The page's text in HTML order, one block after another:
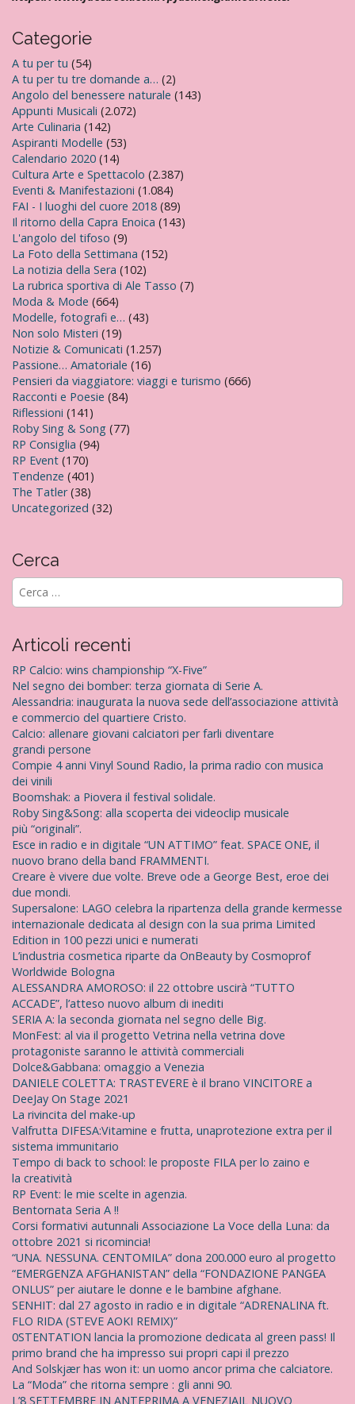
Categorie
A tu per tu (54)
A tu per tu tre domande a… (2)
Angolo del benessere naturale (143)
Appunti Musicali (2.072)
Arte Culinaria (142)
Aspiranti Modelle (53)
Calendario 2020 (14)
Cultura Arte e Spettacolo (2.387)
Eventi & Manifestazioni (1.084)
FAI - I luoghi del cuore 2018 (89)
Il ritorno della Capra Enoica (143)
L'angolo del tifoso (9)
La Foto della Settimana (152)
La notizia della Sera (102)
La rubrica sportiva di Ale Tasso (7)
Moda & Mode (664)
Modelle, fotografi e… (43)
Non solo Misteri (19)
Notizie & Comunicati (1.257)
Passione… Amatoriale (16)
Pensieri da viaggiatore: viaggi e turismo (666)
Racconti e Poesie (84)
Riflessioni (141)
Roby Sing & Song (77)
RP Consiglia (94)
RP Event (170)
Tendenze (401)
The Tatler(38)
Uncategorized (32)
Cerca
R
r
c
a
p
r
Articoli recenti
RP Calcio: wins championship “X-Five”
Nel segno dei bomber: terza giornata di Serie A.
Alessandria: inaugurata la nuova sede dell’associazione attività
e commercio del quartiere Cristo.
Calcio: allenare giovani calciatori per farli diventare
grandi persone
Compie 4 anni Vinyl Sound Radio, la prima radio con musica
dei vinili
Boomshak: a Piovera il festival solidale.
Roby Sing&Song: alla scoperta dei videoclip musicale
più “originali”.
Esce in radio e in digitale “UN ATTIMO” feat. SPACE ONE, il
nuovo brano della band FRAMMENTI.
Creare è vivere due volte. Breve ode a George Best, eroe dei
due mondi.
Supersalone: LAGO celebra la ripartenza della grande kermesse
internazionale dedicata al design con la sua prima Limited
Edition in 100 pezzi unici e numerati
L’industria cosmetica riparte da OnBeauty by Cosmoprof
Worldwide Bologna
ALESSANDRA AMOROSO: il 22 ottobre uscirà “TUTTO
ACCADE”, l’atteso nuovo album di inediti
SERIA A: la seconda giornata nel segno delle Big.
MonFest: al via il progetto Vetrina nella vetrina dove
protagoniste saranno le attività commerciali
Dolce&Gabbana: omaggio a Venezia
DANIELE COLETTA: TRASTEVERE è il brano VINCITORE a
DeeJay On Stage 2021
La rivincita del make-up
Valfrutta DIFESA:Vitamine e frutta, unaprotezione extra per il
sistema immunitario
Tempo di back to school: le proposte FILA per lo zaino e
la creatività
RP Event: le mie scelte in agenzia.
Bentornata Seria A !!
Corsi formativi autunnali Associazione La Voce della Luna: da
ottobre 2021 si ricomincia!
“UNA. NESSUNA. CENTOMILA” dona 200.000 euro al progetto
“EMERGENZA AFGHANISTAN” della “FONDAZIONE PANGEA
ONLUS” per aiutare le donne e le bambine afghane.
SENHIT: dal 27 agosto in radio e in digitale “ADRENALINA ft.
FLO RIDA (STEVE AOKI REMIX)”
0STENTATION lancia la promozione dedicata al green pass! Il
primo brand che ha impresso sui propri capi il prezzo
And Solskjær has won it: un uomo ancor prima che calciatore.
La “Moda” che ritorna sempre : gli anni 90.
L’8 SETTEMBRE IN ANTEPRIMA A VENEZIAIL NUOVO